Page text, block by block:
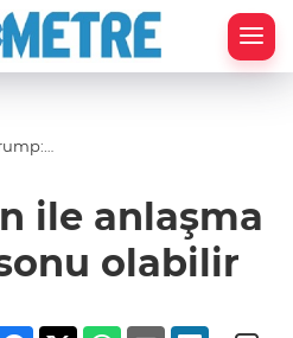
haftaile anlaşma
olabilir